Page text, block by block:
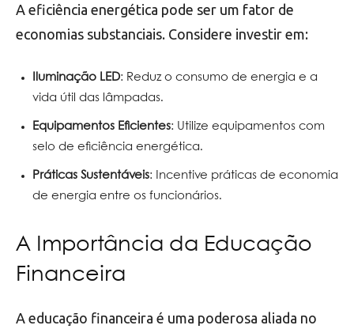
A eficiência energética pode ser um fator de
economias substanciais. Considere investir em:
Iluminação LED: Reduz o consumo de energia e a
vida útil das lâmpadas.
Equipamentos Eficientes: Utilize equipamentos com
selo de eficiência energética.
Práticas Sustentáveis: Incentive práticas de economia
de energia entre os funcionários.
A Importância da Educação
Financeira
A educação financeira é uma poderosa aliada no